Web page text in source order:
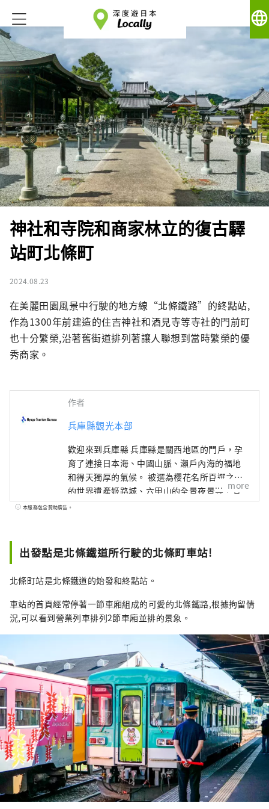
language
神社和寺院和商家林立的復古驛
站町北條町
2024.08.23
在美麗田園風景中行駛的地方線“北條鐵路”的終點站,
作為1300年前建造的住吉神社和酒見寺等寺社的門前町
也十分繁榮,沿著舊街道排列著讓人聯想到當時繁榮的優
秀商家。
作者
兵庫縣觀光本部
歡迎來到兵庫縣 兵庫縣是關西地區的門戶，孕
育了連接日本海、中國山脈、瀨戶內海的福地
和得天獨厚的氣候。 被選為櫻花名所百選之一
的世界遺產姬路城、六甲山的全景夜景等，有
許多令人驚嘆的美景。 世界聞名的神戶品牌
頭驚喜的寶石。 有馬溫泉是著名的溫泉，城崎
溫泉曾出現在許多文學作品中。在大自然的包
圍下，您可以放鬆身心。 淡路島鳴門漩渦的雷
鳴聲、夏季各地舉辦的煙火大會的動感聲音
等，您可以聽到令人難忘的聲音。 在縣內的藥
草園和植物園中，四季皆有的藥草和花草的溫
覺、味覺、觸覺、聽覺、嗅覺五種感官的兵庫
新旅程。
more
本服務包含贊助廣告。
出發點是北條鐵道所行駛的北條町車站!
北條町站是北條鐵道的始發和終點站。
車站的首頁經常停著一節車廂組成的可愛的北條鐵路,根據拘留情
況,可以看到營業列車排列2節車廂並排的景象。